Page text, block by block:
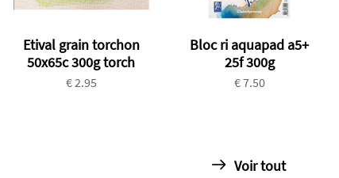
Etival grain torchon
50x65c 300g torch
€ 2.95
Bloc ri aquapad a5+
25f 300g
€ 7.50
Voir tout